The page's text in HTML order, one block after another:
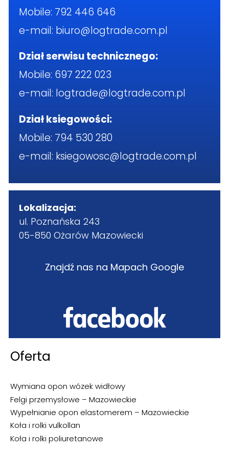
Mobile: 792 446 646
e-mail: biuro@logtrade.com.pl
Dział serwisu technicznego:
Mobile: 697 222 023
e-mail: logtrade@logtrade.com.pl
Dział ksiegowości:
Mobile: 794 530 280
e-mail: ksiegowosc@logtrade.com.pl
Lokalizacja:
ul. Poznańska 243
05-850 Ożarów Mazowiecki
Znajdź nas na Mapach Google
Oferta
Wymiana opon wózek widłowy
Felgi przemysłowe – Mazowieckie
Wypełnianie opon elastomerem – Mazowieckie
Koła i rolki vulkollan
Koła i rolki poliuretanowe